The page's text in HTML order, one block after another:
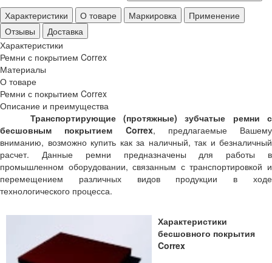
Характеристики
О товаре Маркировка
Применение
Отзывы
Доставка
Характеристики
Ремни с покрытием Correx
Материалы
О товаре
Ремни с покрытием Correx
Описание и преимущества
Транспортирующие (протяжные) зубчатые ремни с
бесшовным покрытием Correx, предлагаемые Вашему
вниманию, возможно купить как за наличный, так и безналичный
расчет. Данные ремни предназначены для работы в
промышленном оборудовании, связанным с транспортировкой и
перемещением различных видов продукции в ходе
технологического процесса.
Характеристики
бесшовного покрытия
Correx